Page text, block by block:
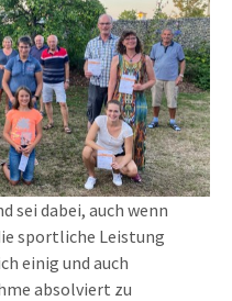
sei dabei, auch wenn
sportliche Leistung
einig und auch
absolviert zu